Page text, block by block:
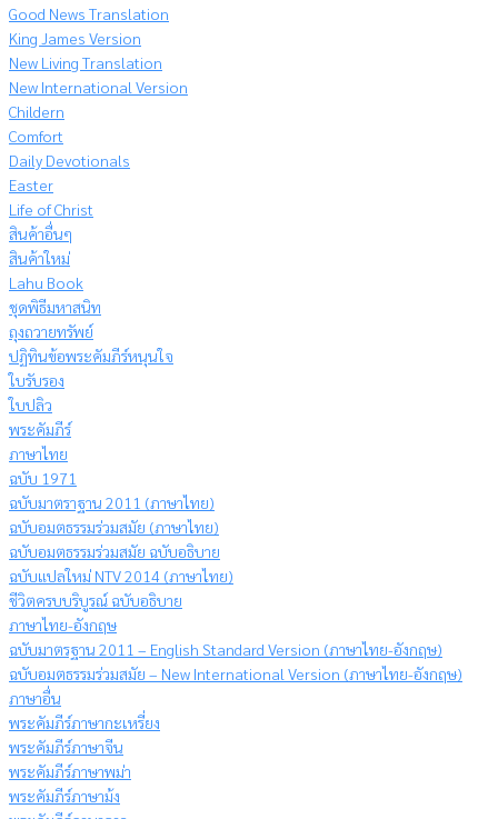
Good News Translation
King James Version
New Living Translation
New International Version
Childern
Comfort
Daily Devotionals
Easter
Life of Christ
สินค้าอื่นๆ
สินค้าใหม่
Lahu Book
ชุดพิธีมหาสนิท
ถุงถวายทรัพย์
ปฏิทินข้อพระคัมภีร์หนุนใจ
ใบรับรอง
ใบปลิว
พระคัมภีร์
ภาษาไทย
ฉบับ 1971
ฉบับมาตราฐาน 2011 (ภาษาไทย)
ฉบับอมตธรรมร่วมสมัย (ภาษาไทย)
ฉบับอมตธรรมร่วมสมัย ฉบับอธิบาย
ฉบับแปลใหม่ NTV 2014 (ภาษาไทย)
ชีวิตครบบริบูรณ์ ฉบับอธิบาย
ภาษาไทย-อังกฤษ
ฉบับมาตรฐาน 2011 – English Standard Version (ภาษาไทย-อังกฤษ)
ฉบับอมตธรรมร่วมสมัย – New International Version (ภาษาไทย-อังกฤษ)
ภาษาอื่น
พระคัมภีร์ภาษากะเหรี่ยง
พระคัมภีร์ภาษาจีน
พระคัมภีร์ภาษาพม่า
พระคัมภีร์ภาษาม้ง